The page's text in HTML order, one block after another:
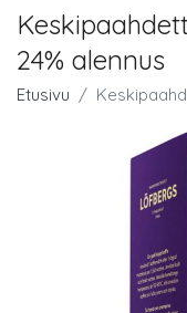
24% alennus
Etusivu